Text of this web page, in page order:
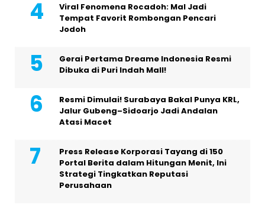
Viral Fenomena Rocadoh: Mal Jadi
Tempat Favorit Rombongan Pencari
Jodoh
Gerai Pertama Dreame Indonesia Resmi
Dibuka di Puri Indah Mall!
Resmi Dimulai! Surabaya Bakal Punya KRL,
Jalur Gubeng–Sidoarjo Jadi Andalan
Atasi Macet
Press Release Korporasi Tayang di 150
Portal Berita dalam Hitungan Menit, Ini
Strategi Tingkatkan Reputasi
Perusahaan